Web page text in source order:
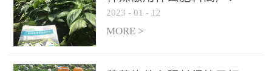
5kg/亩/次配合大量元素水
溶肥一起使用，花芽、花
苞饱满，座果率高。3、幼
5kg/亩/次配合大量元素水
2023 - 01 - 12
MORE >